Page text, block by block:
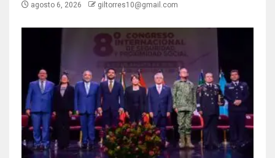
agosto 6, 2026 giltorres10@gmail.com